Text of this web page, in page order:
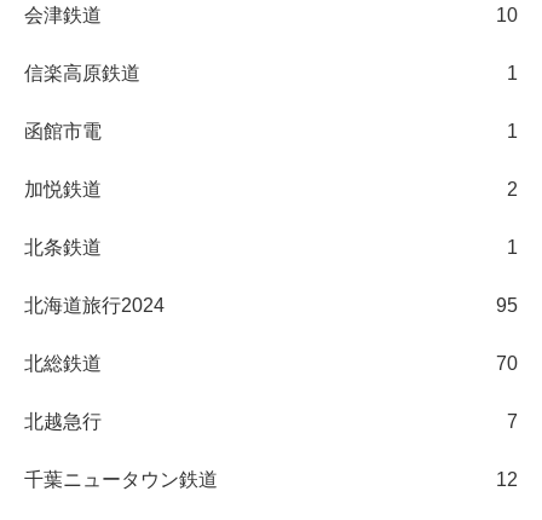
会津鉄道 10
信楽高原鉄道 1
函館市電 1
加悦鉄道 2
北条鉄道 1
北海道旅行2024 95
北総鉄道 70
北越急行 7
千葉ニュータウン鉄道 12